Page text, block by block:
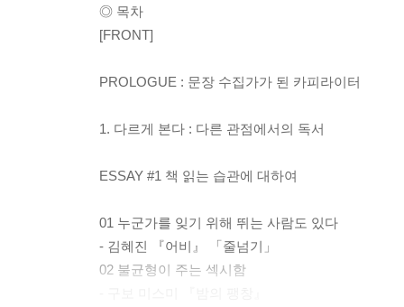
◎ 목차
[FRONT]
PROLOGUE : 문장 수집가가 된 카피라이터
1. 다르게 본다 : 다른 관점에서의 독서
ESSAY #1 책 읽는 습관에 대하여
01 누군가를 잊기 위해 뛰는 사람도 있다
- 김혜진 『어비』 「줄넘기」
02 불균형이 주는 섹시함